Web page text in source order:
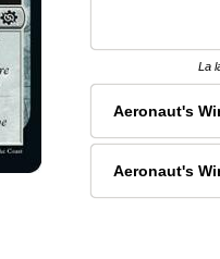
La
Aeronaut's
Aeronaut's